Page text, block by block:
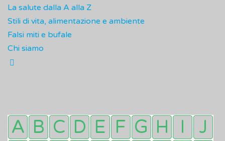
La salute dalla A alla Z
Stili di vita, alimentazione e ambiente
Falsi miti e bufale
Chi siamo